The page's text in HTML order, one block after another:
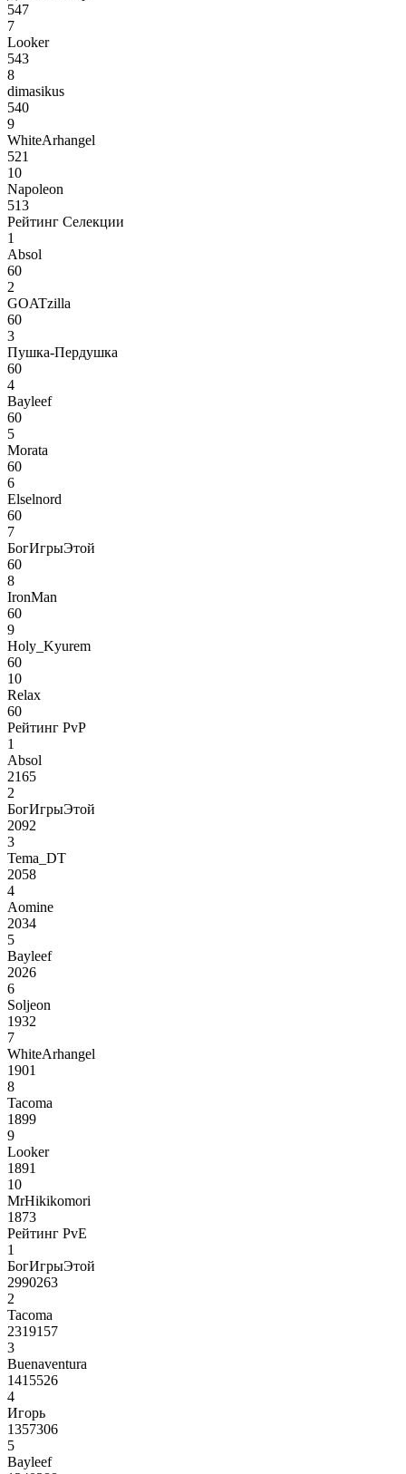
547
7
Looker
543
8
dimasikus
540
9
WhiteArhangel
521
10
Napoleon
513
Рейтинг Селекции
1
Absol
60
2
GOATzilla
60
3
Пушка-Пердушка
60
4
Bayleef
60
5
Morata
60
6
Elselnord
60
7
БогИгрыЭтой
60
8
IronMan
60
9
Holy_Kyurem
60
10
Relax
60
Рейтинг PvP
1
Absol
2165
2
БогИгрыЭтой
2092
3
Tema_DT
2058
4
Aomine
2034
5
Bayleef
2026
6
Soljeon
1932
7
WhiteArhangel
1901
8
Tacoma
1899
9
Looker
1891
10
MrHikikomori
1873
Рейтинг PvE
1
БогИгрыЭтой
2990263
2
Tacoma
2319157
3
Buenaventura
1415526
4
Игорь
1357306
5
Bayleef